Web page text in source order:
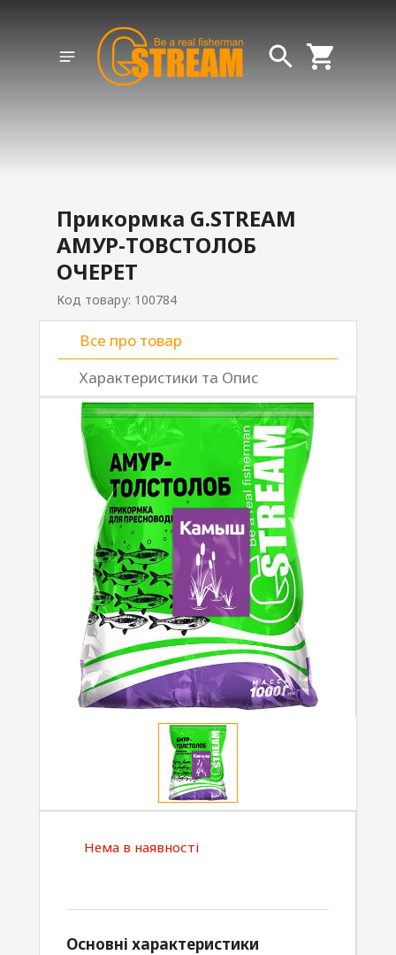
Прикормка G.STREAM
АМУР-ТОВСТОЛОБ
ОЧЕРЕТ
Код товару: 100784
Все про товар
Характеристики та Опис
Нема в наявності
Основні характеристики